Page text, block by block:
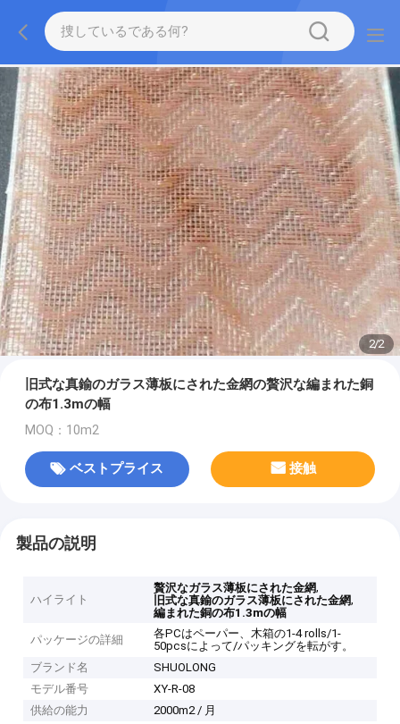
2/2
旧式な真鍮のガラス薄板にされた金網の贅沢な編まれた銅
の布1.3mの幅
MOQ：10m2
ベストプライス 接触
製品の説明
ハイライト
贅沢なガラス薄板にされた金網,
旧式な真鍮のガラス薄板にされた金網,
編まれた銅の布1.3mの幅
パッケージの詳細
各PCはペーパー、木箱の1-4 rolls/1-
50pcsによって/パッキングを転がす。
ブランド名
SHUOLONG
モデル番号
XY-R-08
供給の能力
2000m2 / 月